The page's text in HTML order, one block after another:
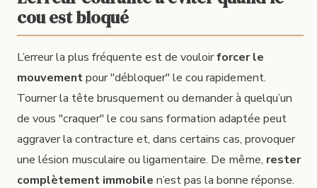
cou est bloqué
L’erreur la plus fréquente est de vouloirforcer le
mouvementpour "débloquer" le cou rapidement.
Tourner la tête brusquement ou demander à quelqu’un
de vous "craquer" le cou sans formation adaptée peut
aggraver la contracture et, dans certains cas, provoquer
une lésion musculaire ou ligamentaire. De même, rester
complètement immobile n’est pas la bonne réponse.